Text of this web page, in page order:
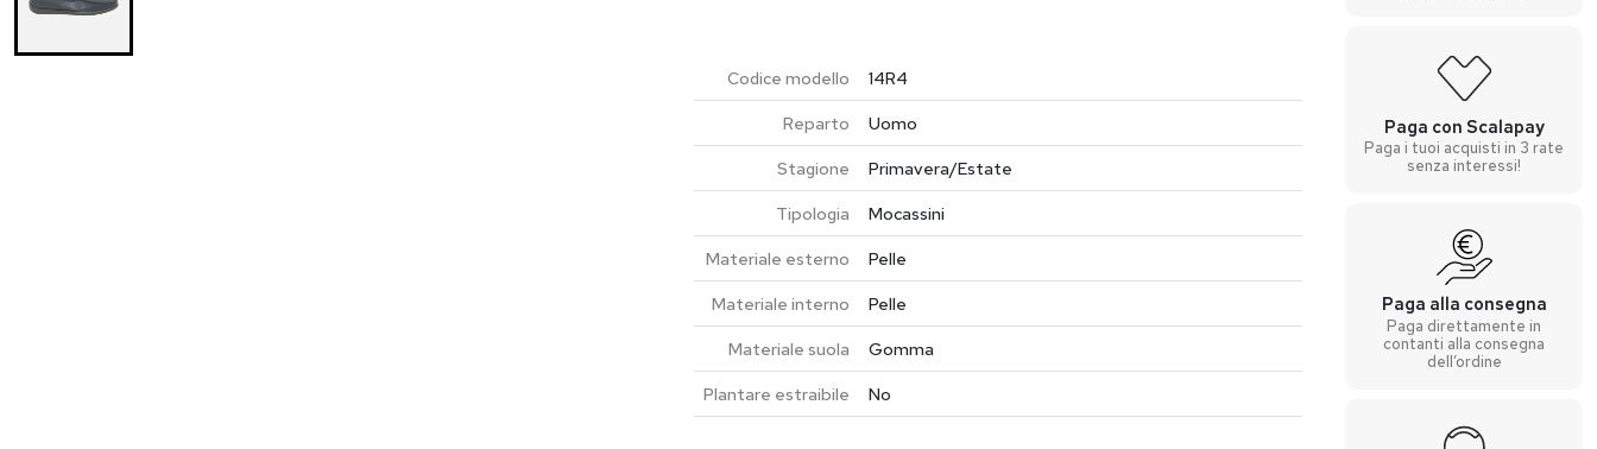
Codice modello
14R4
Reparto
Uomo
Stagione
Primavera/Estate
Tipologia
Mocassini
Materiale esterno
Pelle
Materiale interno
Pelle
Materiale suola
Gomma
Plantare estraibile
No
Paga con Scalapay
Paga i tuoi acquisti in 3 rate
senza interessi!
Paga alla consegna
Paga direttamente in
contanti alla consegna
dell’ordine